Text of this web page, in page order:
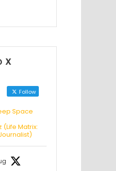
X
Follow
Space
Matrix: